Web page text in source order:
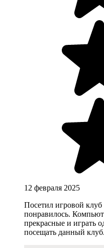
12 февраля 2025
Посетил игровой клуб
понравилось.
прекрасные и играть
посещать данный клуб.